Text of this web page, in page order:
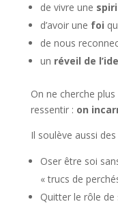
de vivre une
d’avoir une foi
de nous
un réveil de
On ne cherche
ressentir : on
Il soulève aussi des
Oser être soi
« trucs de
Quitter le rôle de